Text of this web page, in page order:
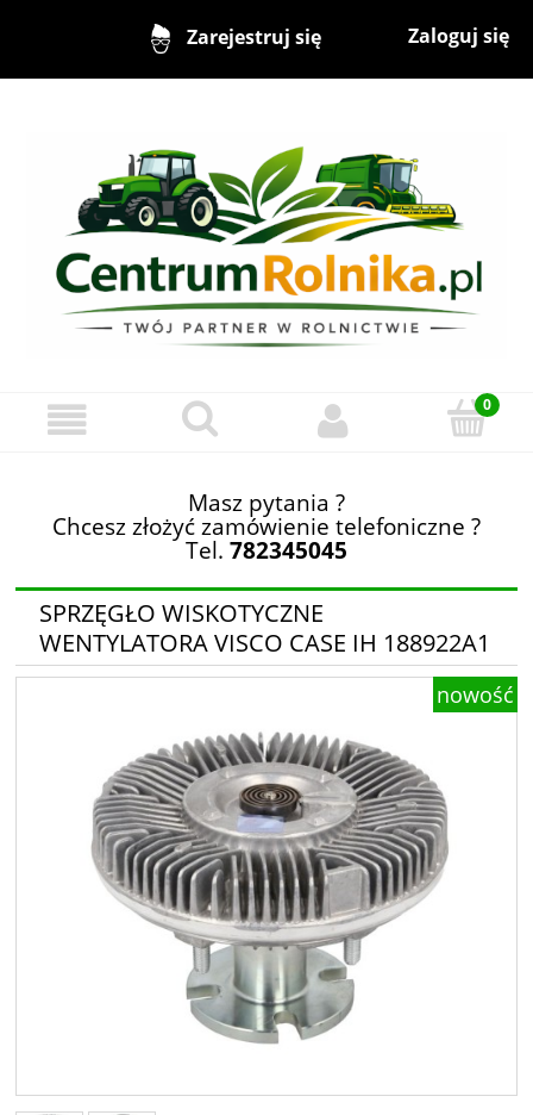
Zarejestruj się Zaloguj się
Masz pytania ?
Chcesz złożyć zamówienie telefoniczne ?
Tel. 782345045
SPRZĘGŁO WISKOTYCZNE
WENTYLATORA VISCO CASE IH 188922A1
nowość